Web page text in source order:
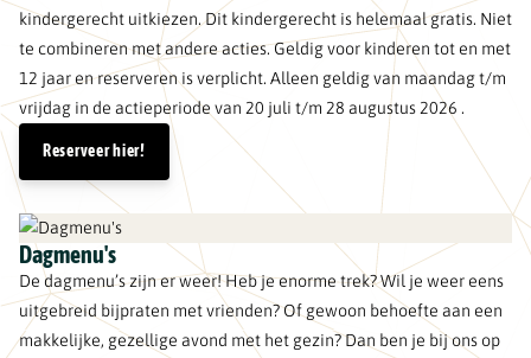
kindergerecht uitkiezen. Dit kindergerecht is helemaal gratis. Niet
te combineren met andere acties. Geldig voor kinderen tot en met
12 jaar en reserveren is verplicht. Alleen geldig van maandag t/m
vrijdag in de actieperiode van 20 juli t/m 28 augustus 2026 .
Reserveer hier!
Dagmenu's
De dagmenu’s zijn er weer! Heb je enorme trek? Wil je weer eens
uitgebreid bijpraten met vrienden? Of gewoon behoefte aan een
makkelijke, gezellige avond met het gezin? Dan ben je bij ons op